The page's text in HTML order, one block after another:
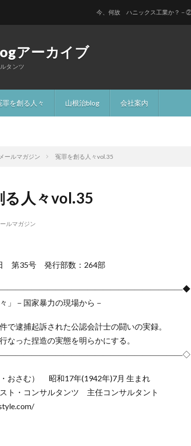
アーカイブ
タンツ
罪を創る人々 山根治blog 会社案内
今、何故 ハニックス工業か？－②
メールマガジン 冤罪を創る人々vol.35
る人々vol.35
ールマガジン
第35号 発行部数：264部
」－国家暴力の現場から－
で逮捕起訴された公認会計士の闘いの実録。
なった捏造の実態を明らかにする。
おさむ） 昭和17年(1942年)7月 生まれ
ト・コンサルタンツ 主任コンサルタント